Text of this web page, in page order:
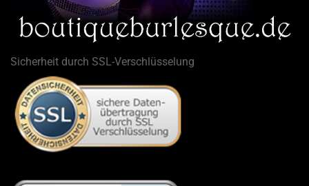
Sicherheit durch SSL-Verschlüsselung